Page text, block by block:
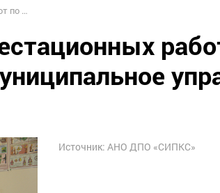
Источник: АНО ДПО «СИПКС»